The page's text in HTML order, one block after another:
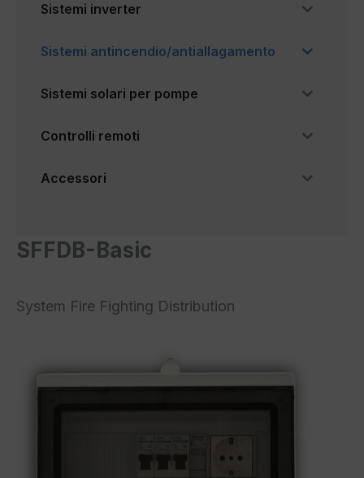
Sistemi inverter
Sistemi antincendio/antiallagamento
Sistemi solari per pompe
Controlli remoti
Accessori
SFFDB-Basic
System Fire Fighting Distribution